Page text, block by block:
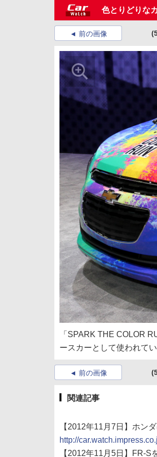
色とりどりな
前の画像
「SPARK THE COLOR
ースカーとして使われて
前の画像
関連記事
【2012年11月7日】ホン
http://
【2012年11月5日】FR-S